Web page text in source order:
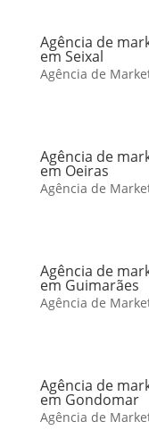
Agência de
em Seixal
Agência de
Agência de
em Oeiras
Agência de
Agência de
em Guimarães
Agência de
Agência de
em Gondomar
Agência de